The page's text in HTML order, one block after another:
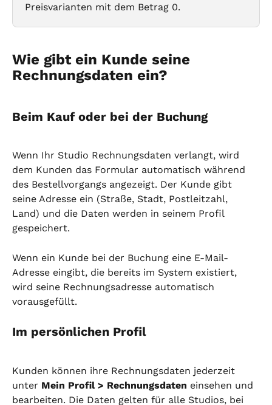
Preisvarianten mit dem Betrag 0.
Wie gibt ein Kunde seine
Rechnungsdaten ein?
Beim Kauf oder bei der Buchung
Wenn Ihr Studio Rechnungsdaten verlangt, wird
dem Kunden das Formular automatisch während
des Bestellvorgangs angezeigt. Der Kunde gibt
seine Adresse ein (Straße, Stadt, Postleitzahl,
Land) und die Daten werden in seinem Profil
gespeichert.
Wenn ein Kunde bei der Buchung eine E-Mail-
Adresse eingibt, die bereits im System existiert,
wird seine Rechnungsadresse automatisch
vorausgefüllt.
Im persönlichen Profil
Kunden können ihre Rechnungsdaten jederzeit
unter Mein Profil > Rechnungsdaten einsehen und
bearbeiten. Die Daten gelten für alle Studios, bei